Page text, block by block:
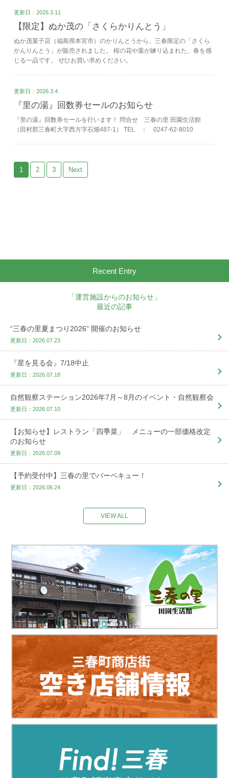
更新日：2026.3.11
【限定】ぬか茂の「さくらかりんとう」
ぬか茂菓子店（福島県本宮市）のかりんとうから、三春限定の「さくら
かんりんとう」が販売されました。 桜の花や葉が練り込まれた、春を感
じる一品です。 ぜひお買い求めください。
更新日：2026.3.4
『里の湯』回数券セールのお知らせ
『里の湯』回数券セールを行います！ 問合せ 三春の里 田園生活館
（田村郡三春町大字西方字石畑487-1） TEL ： 0247-62-8010
1 2 3 Next
Recent Entry
「運営施設からのお知らせ」
最近の記事
“三春の里夏まつり2026” 開催のお知らせ
更新日：2026.07.23
『星を見る会』7/18中止
更新日：2026.07.18
自然観察ステーション2026年7月～8月のイベント・自然観察会
更新日：2026.07.10
【お知らせ】レストラン「四季菜」 メニューの一部価格改定
のお知らせ
更新日：2026.07.09
【予約受付中】三春の里でバーベキュー！
更新日：2026.06.24
VIEW ALL